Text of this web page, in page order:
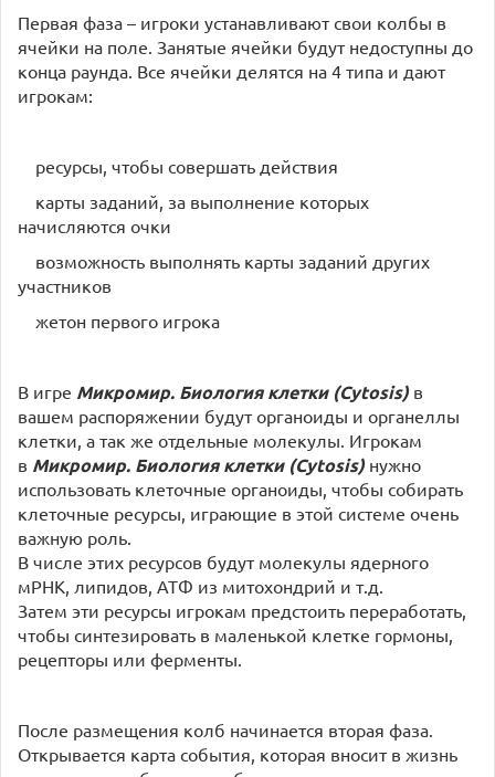
Первая фаза – игроки устанавливают свои колбы в
ячейки на поле. Занятые ячейки будут недоступны до
конца раунда. Все ячейки делятся на 4 типа и дают
игрокам:
ресурсы, чтобы совершать действия
карты заданий, за выполнение которых
начисляются очки
возможность выполнять карты заданий других
участников
жетон первого игрока
В игре Микромир. Биология клетки (Cytosis)в
вашем распоряжении будут органоиды и органеллы
клетки, а так же отдельные молекулы. Игрокам
в Микромир. Биология клетки (Cytosis)нужно
использовать клеточные органоиды, чтобы собирать
клеточные ресурсы, играющие в этой системе очень
важную роль.
В числе этих ресурсов будут молекулы ядерного
мРНК, липидов, АТФ из митохондрий и т.д.
Затем эти ресурсы игрокам предстоить переработать,
чтобы синтезировать в маленькой клетке гормоны,
рецепторы или ферменты.
После размещения колб начинается вторая фаза.
Открывается карта события, которая вносит в жизнь